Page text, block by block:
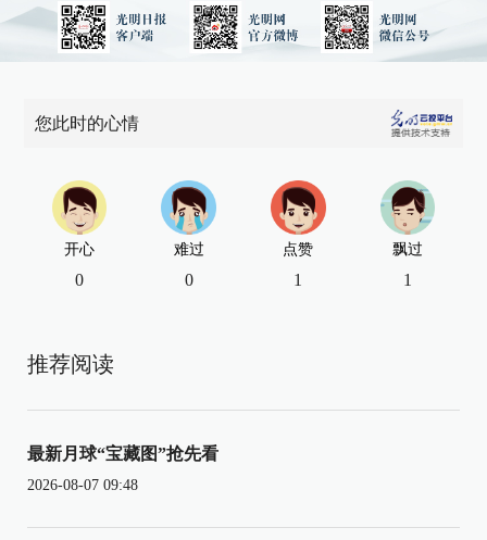
您此时的心情
开心
0
难过
0
点赞
1
飘过
1
推荐阅读
最新月球“宝藏图”抢先看
2026-08-07 09:48